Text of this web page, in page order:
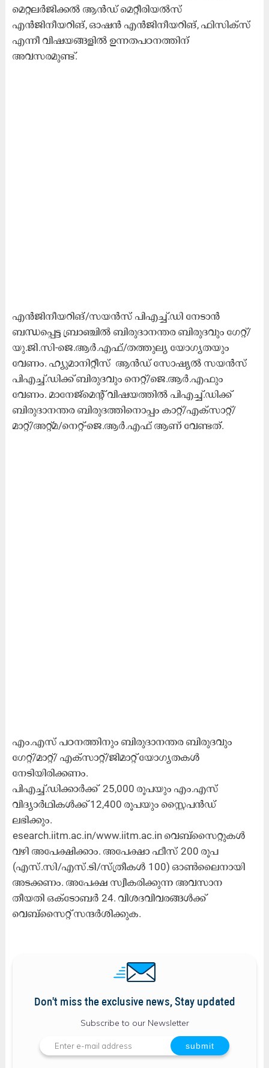
മെറ്റലര്‍ജിക്കല്‍ ആന്‍ഡ് മെറ്റീരിയല്‍സ്
എന്‍ജിനീയറിങ്, ഓഷന്‍ എന്‍ജിനീയറിങ്, ഫിസിക്സ്
എന്നീ വിഷയങ്ങളില്‍ ഉന്നതപഠനത്തിന്
അവസരമുണ്ട്.
എന്‍ജിനീയറിങ്/സയന്‍സ് പിഎച്ച്.ഡി നേടാന്‍
ബന്ധപ്പെട്ട ബ്രാഞ്ചില്‍ ബിരുദാനന്തര ബിരുദവും ഗേറ്റ്/
യു.ജി.സി-ജെ.ആര്‍.എഫ്/തത്തുല്യ യോഗ്യതയും
വേണം. ഹ്യുമാനിറ്റീസ് ആന്‍ഡ് സോഷ്യല്‍ സയന്‍സ്
പിഎച്ച്.ഡിക്ക് ബിരുദവും നെറ്റ്/ജെ.ആര്‍.എഫും
വേണം. മാനേജ്മെന്‍റ് വിഷയത്തില്‍ പിഎച്ച്.ഡിക്ക്
ബിരുദാനന്തര ബിരുദത്തിനൊപ്പം കാറ്റ്/എക്സാറ്റ്/
മാറ്റ്/അറ്റ്മ/നെറ്റ്-ജെ.ആര്‍.എഫ് ആണ് വേണ്ടത്.
എം.എസ് പഠനത്തിനും ബിരുദാനന്തര ബിരുദവും
ഗേറ്റ്/മാറ്റ്/ എക്സാറ്റ്/ജിമാറ്റ് യോഗ്യതകള്‍
നേടിയിരിക്കണം.
പിഎച്ച്.ഡിക്കാര്‍ക്ക് 25,000 രൂപയും എം.എസ്
വിദ്യാര്‍ഥികള്‍ക്ക് 12,400 രൂപയും സ്റ്റൈപന്‍ഡ്
ലഭിക്കും.
esearch.iitm.ac.in/www.iitm.ac.in വെബ്സൈറ്റുകള്‍
വഴി അപേക്ഷിക്കാം. അപേക്ഷാ ഫീസ് 200 രൂപ
(എസ്.സി/എസ്.ടി/സ്ത്രീകള്‍ 100) ഓണ്‍ലൈനായി
അടക്കണം. അപേക്ഷ സ്വീകരിക്കുന്ന അവസാന
തീയതി ഒക്ടോബര്‍ 24. വിശദവിവരങ്ങള്‍ക്ക്
വെബ്സൈറ്റ് സന്ദര്‍ശിക്കുക.
Don't miss the exclusive news, Stay updated
Subscribe to our Newsletter